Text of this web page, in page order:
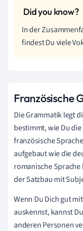
In der
findest Du viele
Französische
Die Grammatik legt
bestimmt, wie Du
französische
aufgebaut wie die
romanische Sprache
der Satzbau mit
Wenn Du Dich gut
auskennst, kannst
anderen Personen